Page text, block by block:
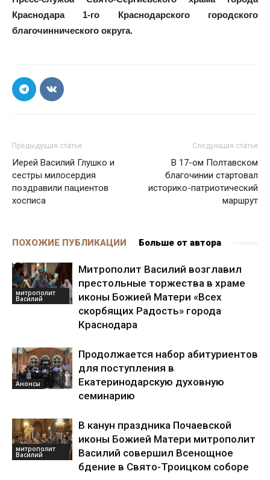
Краснодара 1-го Краснодарского городского
благочиннического округа.
Предыдущая статья
Иерей Василий Глушко и
сестры милосердия
поздравили пациентов
хосписа
Следующая статья
В 17-ом Полтавском
благочинии стартовал
историко-патриотический
маршрут
ПОХОЖИЕ ПУБЛИКАЦИИ Больше от автора
митрополит
Василий
Митрополит Василий возглавил
престольные торжества в храме
иконы Божией Матери «Всех
скорбящих Радость» города
Краснодара
Анонсы
Продолжается набор абитуриентов
для поступления в
Екатеринодарскую духовную
семинарию
митрополит
Василий
В канун праздника Почаевской
иконы Божией Матери митрополит
Василий совершил Всенощное
бдение в Свято-Троицком соборе